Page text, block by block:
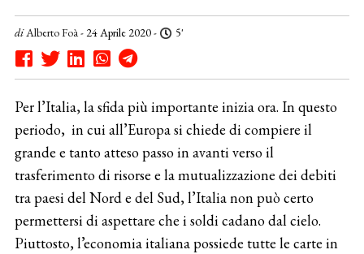
diAlberto Foà- 24 Aprile 2020 - 5'
Per l’Italia, la sfida più importante inizia ora. In questo
periodo, in cui all’Europa si chiede di compiere il
grande e tanto atteso passo in avanti verso il
trasferimento di risorse e la mutualizzazione dei debiti
tra paesi del Nord e del Sud, l’Italia non può certo
permettersi di aspettare che i soldi cadano dal cielo.
Piuttosto, l’economia italiana possiede tutte le carte in